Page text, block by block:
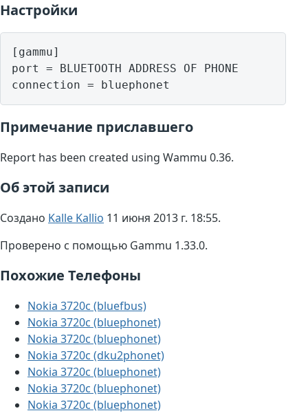
Настройки
[gammu]
port = BLUETOOTH ADDRESS OF PHONE
Примечание приславшего
Report has been created using Wammu 0.36.
Об этой записи
Создано Kalle Kallio 11 июня 2013 г. 18:55.
Проверено с помощью Gammu 1.33.0.
Похожие Телефоны
Nokia 3720c (bluefbus)
Nokia 3720c (bluephonet)
Nokia 3720c (bluephonet)
Nokia 3720c (dku2phonet)
Nokia 3720c (bluephonet)
Nokia 3720c (bluephonet)
Nokia 3720c (bluephonet)